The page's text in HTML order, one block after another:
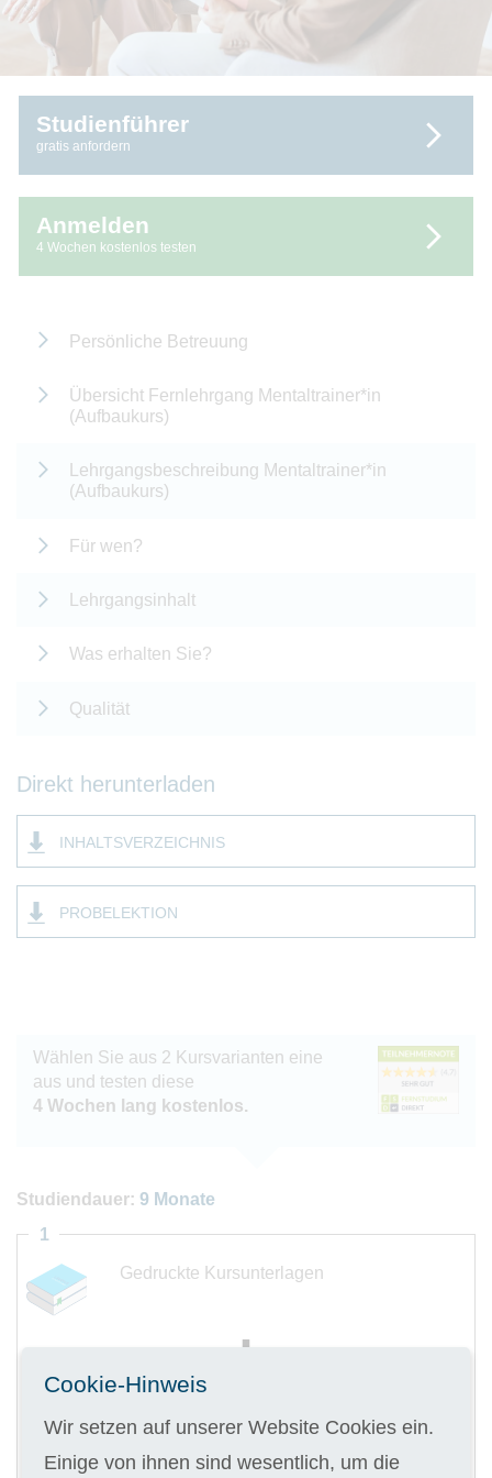
Studienführer
gratis anfordern
Anmelden
4 Wochen kostenlos testen
Persönliche Betreuung
Übersicht Fernlehrgang Mentaltrainer*in
(Aufbaukurs)
Lehrgangsbeschreibung Mentaltrainer*in
(Aufbaukurs)
Für wen?
Lehrgangsinhalt
Was erhalten Sie?
Qualität
Direkt herunterladen
INHALTSVERZEICHNIS
PROBELEKTION
Wählen Sie aus 2 Kursvarianten eine
aus und testen diese
4 Wochen lang kostenlos.
Studiendauer: 9 Monate
Gedruckte Kursunterlagen
1
Cookie-Hinweis
Wir setzen auf unserer Website Cookies ein.
Einige von ihnen sind wesentlich, um die